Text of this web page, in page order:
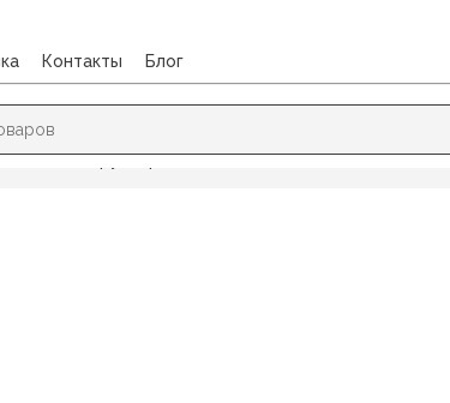
Контакты Блог
конструкторы, пазлы, головоломки